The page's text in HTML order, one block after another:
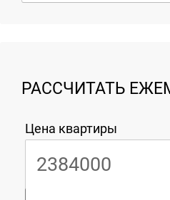
РАССЧИТАТЬ
Цена квартиры